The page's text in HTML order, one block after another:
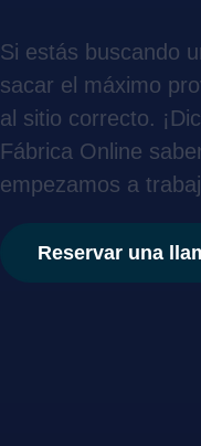
Si estás buscando
sacar el máximo
al sitio correcto.
Fábrica Online
empezamos a
Reservar una